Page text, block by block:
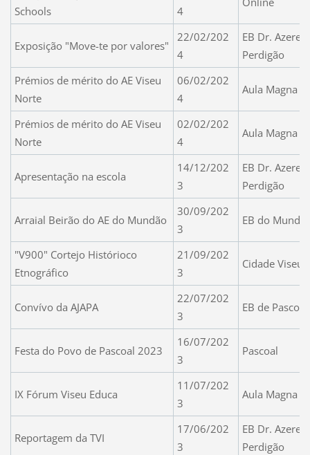
Schools
4
Exposição "Move-te por valores"
22/02/202
4
EB Dr.
Perdigão
Prémios de mérito do AE Viseu
Norte
06/02/202
4
Aula Magna
Prémios de mérito do AE Viseu
Norte
02/02/202
4
Aula Magna
Apresentação na escola
14/12/202
3
EB Dr.
Perdigão
Arraial Beirão do AE do Mundão
30/09/202
3
EB do
"V900" Cortejo Histórioco
Etnográfico
21/09/202
3
Cidade Viseu
Convívo da AJAPA
22/07/202
3
EB de Pascoal
Festa do Povo de Pascoal 2023
16/07/202
3
Pascoal
IX Fórum Viseu Educa
11/07/202
3
Aula Magna
Reportagem da TVI
17/06/202
3
EB Dr.
Perdigão